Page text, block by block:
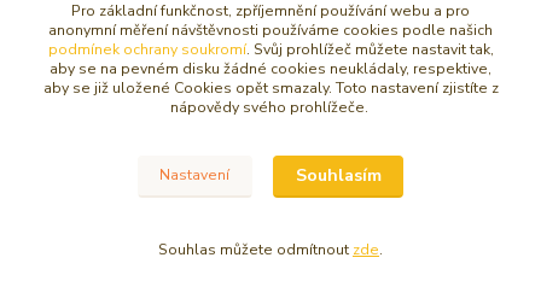
RŮŽENCE A DESÁTKY
Pro řidiče ochrana na cestách
Autorůžence a desátky
© Copyright 2016 - 2026 Caracasa Atelier. Všechna práva vyhrazena.
Pro základní funkčnost, zpříjemnění používání webu a pro
anonymní měření návštěvnosti používáme cookies podle našich
podmínek ochrany soukromí. Svůj prohlížeč můžete nastavit tak,
aby se na pevném disku žádné cookies neukládaly, respektive,
aby se již uložené Cookies opět smazaly. Toto nastavení zjistíte z
nápovědy svého prohlížeče.
Nastavení Souhlasím
Souhlas můžete odmítnout zde.